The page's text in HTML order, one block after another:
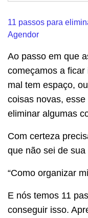
11 passos para
Agendor
Ao passo em que
começamos a
mal tem espaço,
coisas novas,
eliminar algumas
Com certeza
que não sei de sua
“Como organizar
E nós temos 11
conseguir isso.